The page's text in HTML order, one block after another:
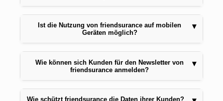
Ist die Nutzung von friendsurance auf mobilen
Geräten möglich?
▾
Wie können sich Kunden für den Newsletter von
friendsurance anmelden?
▾
Wie schützt friendsurance die Daten ihrer Kunden?